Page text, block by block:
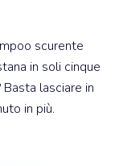
scurente
in soli cinque
lasciare in
in più.